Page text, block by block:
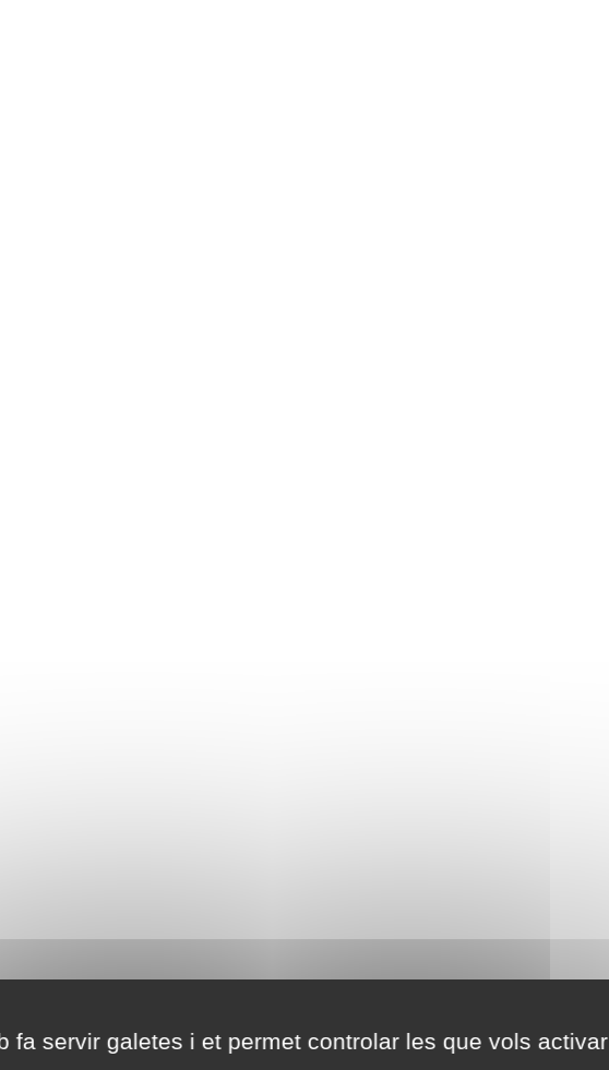
fa servir galetes i et permet controlar les que vols activar